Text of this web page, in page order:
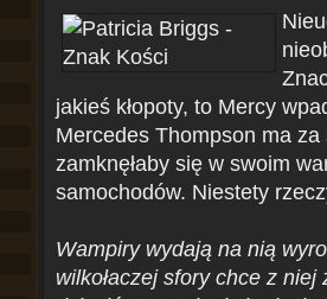
jakieś kłopoty, to Mercy
Mercedes Thompson ma
zamknęłaby się w swoim
samochodów. Niestety
Wampiry wydają na nią
wilkołaczej sfory chce z